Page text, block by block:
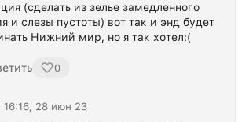
(сделать из зелье замедленного
и слезы пустоты) вот так и энд будет
Нижний мир, но я так хотел:(
0
16:16, 28 июн 23